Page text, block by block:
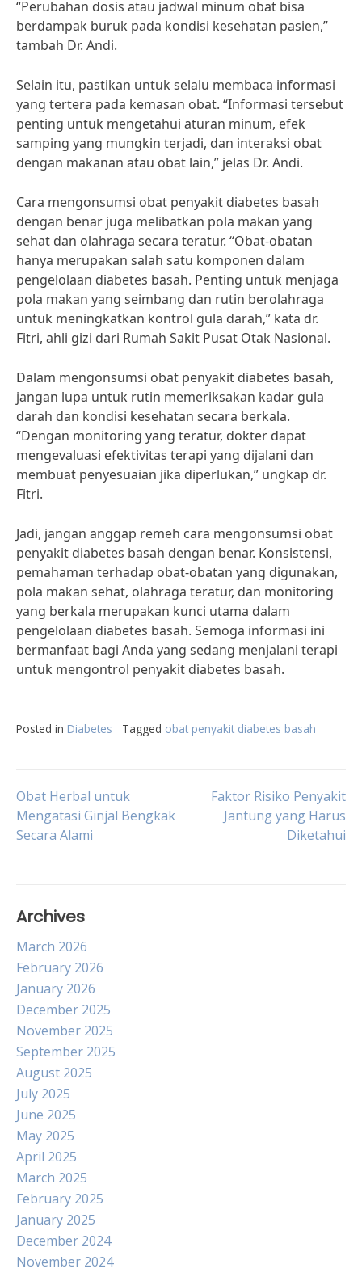
“Perubahan dosis atau jadwal minum obat bisa
berdampak buruk pada kondisi kesehatan pasien,”
tambah Dr. Andi.
Selain itu, pastikan untuk selalu membaca informasi
yang tertera pada kemasan obat. “Informasi tersebut
penting untuk mengetahui aturan minum, efek
samping yang mungkin terjadi, dan interaksi obat
dengan makanan atau obat lain,” jelas Dr. Andi.
Cara mengonsumsi obat penyakit diabetes basah
dengan benar juga melibatkan pola makan yang
sehat dan olahraga secara teratur. “Obat-obatan
hanya merupakan salah satu komponen dalam
pengelolaan diabetes basah. Penting untuk menjaga
pola makan yang seimbang dan rutin berolahraga
untuk meningkatkan kontrol gula darah,” kata dr.
Fitri, ahli gizi dari Rumah Sakit Pusat Otak Nasional.
Dalam mengonsumsi obat penyakit diabetes basah,
jangan lupa untuk rutin memeriksakan kadar gula
darah dan kondisi kesehatan secara berkala.
“Dengan monitoring yang teratur, dokter dapat
mengevaluasi efektivitas terapi yang dijalani dan
membuat penyesuaian jika diperlukan,” ungkap dr.
Fitri.
Jadi, jangan anggap remeh cara mengonsumsi obat
penyakit diabetes basah dengan benar. Konsistensi,
pemahaman terhadap obat-obatan yang digunakan,
pola makan sehat, olahraga teratur, dan monitoring
yang berkala merupakan kunci utama dalam
pengelolaan diabetes basah. Semoga informasi ini
bermanfaat bagi Anda yang sedang menjalani terapi
untuk mengontrol penyakit diabetes basah.
Posted in Diabetes Tagged obat penyakit diabetes basah
Post
navigation
Obat Herbal untuk
Mengatasi Ginjal Bengkak
Secara Alami
Faktor Risiko Penyakit
Jantung yang Harus
Diketahui
Archives
March 2026
February 2026
January 2026
December 2025
November 2025
September 2025
August 2025
July 2025
June 2025
May 2025
April 2025
March 2025
February 2025
January 2025
December 2024
November 2024